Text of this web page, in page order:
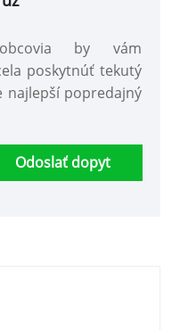
by vám
poskytnúť tekutý
najlepší popredajný
Odoslať dopyt